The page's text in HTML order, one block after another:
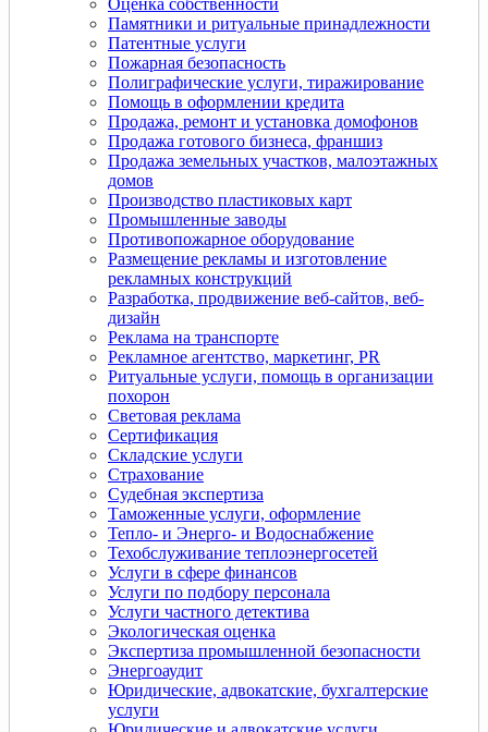
Оценка собственности
Памятники и ритуальные принадлежности
Патентные услуги
Пожарная безопасность
Полиграфические услуги, тиражирование
Помощь в оформлении кредита
Продажа, ремонт и установка домофонов
Продажа готового бизнеса, франшиз
Продажа земельных участков, малоэтажных
домов
Производство пластиковых карт
Промышленные заводы
Противопожарное оборудование
Размещение рекламы и изготовление
рекламных конструкций
Разработка, продвижение веб-сайтов, веб-
дизайн
Реклама на транспорте
Рекламное агентство, маркетинг, PR
Ритуальные услуги, помощь в организации
похорон
Световая реклама
Сертификация
Складские услуги
Страхование
Судебная экспертиза
Таможенные услуги, оформление
Тепло- и Энерго- и Водоснабжение
Техобслуживание теплоэнергосетей
Услуги в сфере финансов
Услуги по подбору персонала
Услуги частного детектива
Экологическая оценка
Экспертиза промышленной безопасности
Энергоаудит
Юридические, адвокатские, бухгалтерские
услуги